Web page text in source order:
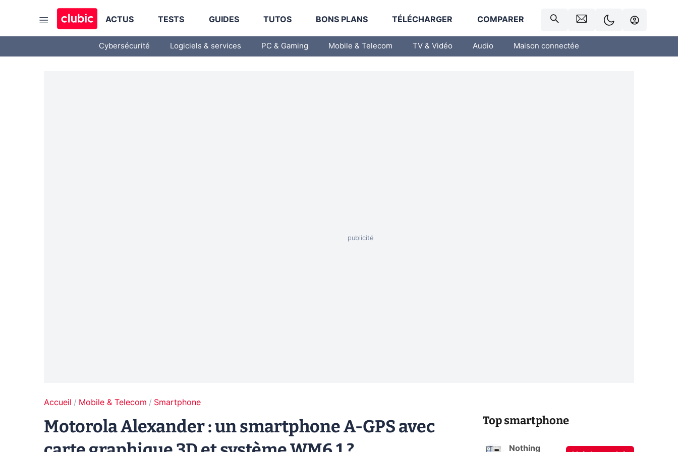
ACTUS TESTS GUIDES TUTOS BONS PLANS TÉLÉCHARGER COMPARER
Cybersécurité Logiciels & services PC & Gaming Mobile & Telecom TV & Vidéo Audio Maison connectée
Accueil Mobile & Telecom Smartphone
Motorola Alexander : un smartphone A-GPS avec
Top smartphone
Nothing